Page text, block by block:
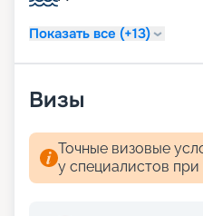
путевку на навигацию
дома. Для того чтобы
менеджерами.
Показать все (+13)
Визы
Точные визовые
у специалистов